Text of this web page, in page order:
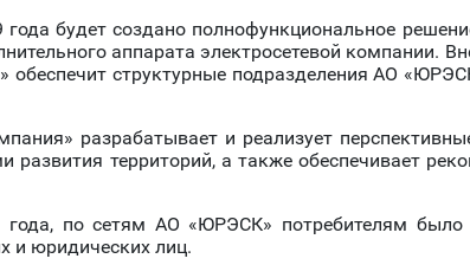
будет создано полнофункциональное
аппарата электросетевой компании.
обеспечит структурные подразделения АО
разрабатывает и реализует
территорий, а также обеспечивает
по сетям АО «ЮРЭСК» потребителям
и юридических лиц.